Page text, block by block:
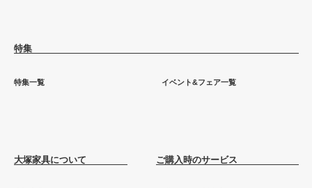
特集
特集一覧 イベント&フェア一覧
大塚家具について ご購入時のサービス